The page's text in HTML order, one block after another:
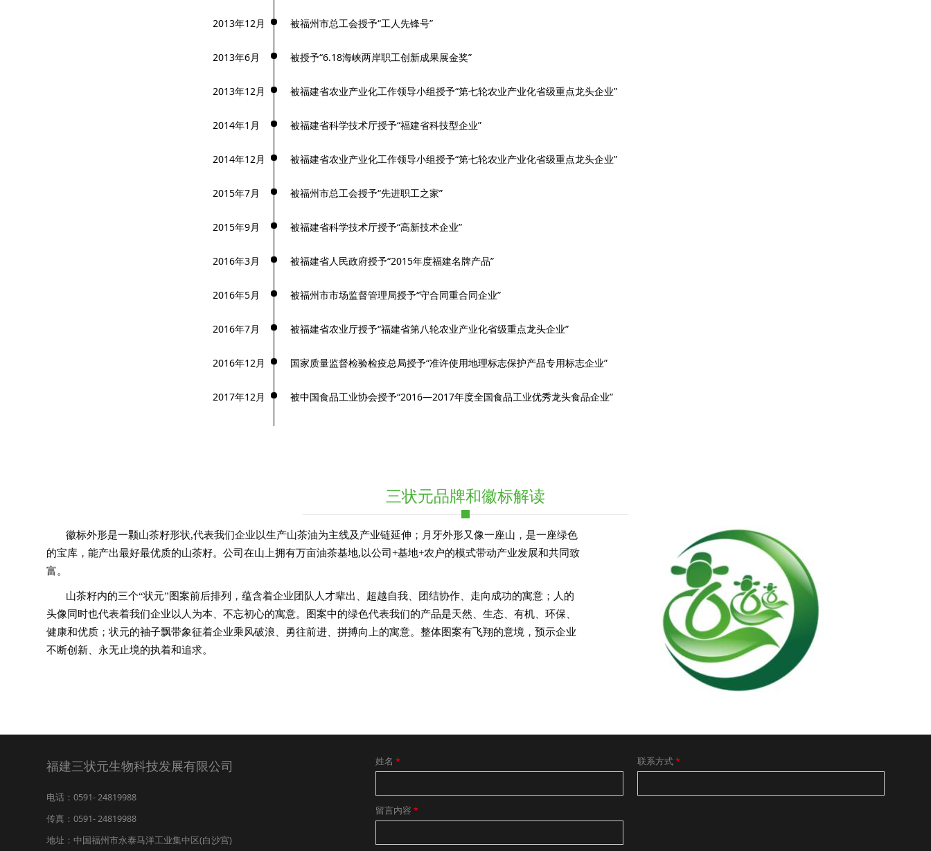
2013年12月 被福州市总工会授予“工人先锋号”
2013年6月 被授予“6.18海峡两岸职工创新成果展金奖”
2013年12月 被福建省农业产业化工作领导小组授予“第七轮农业产业化省级重点龙头企业”
2014年1月 被福建省科学技术厅授予“福建省科技型企业”
2014年12月 被福建省农业产业化工作领导小组授予“第七轮农业产业化省级重点龙头企业”
2015年7月 被福州市总工会授予“先进职工之家”
2015年9月 被福建省科学技术厅授予“高新技术企业”
2016年3月 被福建省人民政府授予“2015年度福建名牌产品”
2016年5月 被福州市市场监督管理局授予“守合同重合同企业”
2016年7月 被福建省农业厅授予“福建省第八轮农业产业化省级重点龙头企业”
2016年12月 国家质量监督检验检疫总局授予“准许使用地理标志保护产品专用标志企业”
2017年12月 被中国食品工业协会授予“2016—2017年度全国食品工业优秀龙头食品企业”
三状元品牌和徽标解读
徽标外形是一颗山茶籽形状,代表我们企业以生产山茶油为主线及产业链延伸；月牙外形又像一座山，是一座绿色
的宝库，能产出最好最优质的山茶籽。公司在山上拥有万亩油茶基地,以公司+基地+农户的模式带动产业发展和共同致
富。
山茶籽内的三个“状元”图案前后排列，蕴含着企业团队人才辈出、超越自我、团结协作、走向成功的寓意；人的
头像同时也代表着我们企业以人为本、不忘初心的寓意。图案中的绿色代表我们的产品是天然、生态、有机、环保、
健康和优质；状元的袖子飘带象征着企业乘风破浪、勇往前进、拼搏向上的寓意。整体图案有飞翔的意境，预示企业
不断创新、永无止境的执着和追求。
福建三状元生物科技发展有限公司
电话：0591- 24819988
传真：0591- 24819988
地址：中国福州市永泰马洋工业集中区(白沙宫)
姓名 * 联系方式*
留言内容 *